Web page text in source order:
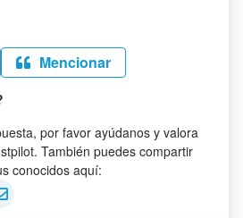
Mencionar
por favor ayúdanos y valora
También puedes compartir
conocidos aquí: